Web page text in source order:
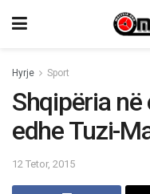
Hyrje Sport
Shqipëria
edhe Tuzi-
12 Tetor, 2015